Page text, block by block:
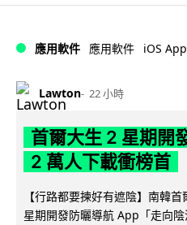
應用軟件 應用軟件 iOS App
Lawton 22 小時
首爾大生 2 星期開
2 萬人下載衝榜首
【行路都要揀好有遮陰】南韓
星期開發防曬導航 App「走向